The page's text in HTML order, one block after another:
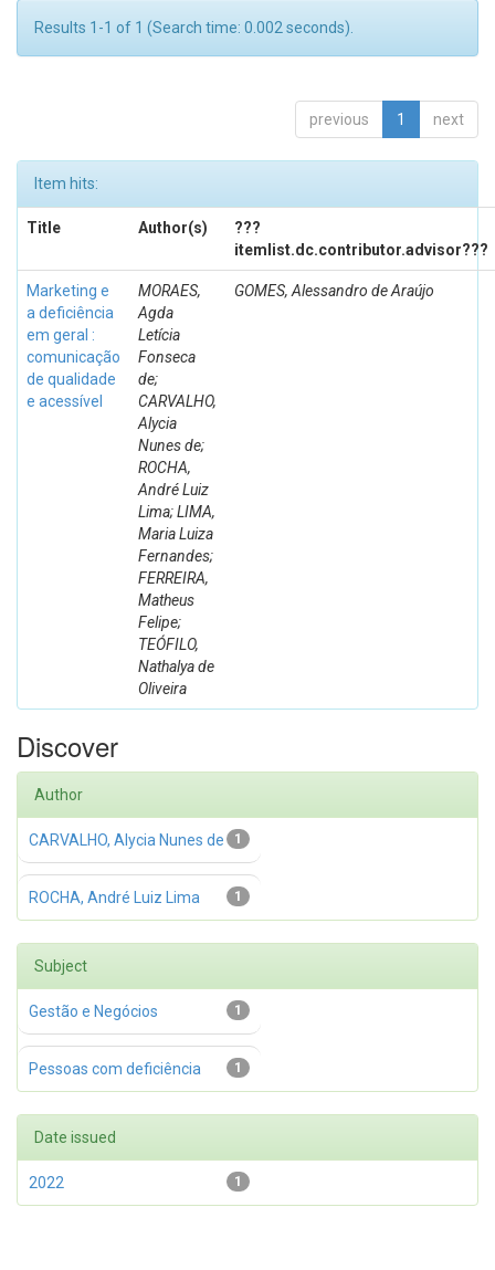
Results 1-1 of 1 (Search time: 0.002 seconds).
previous 1 next
Item hits:
Title Author(s)
???
itemlist.dc.contributor.advisor???
Marketing e
a deficiência
em geral :
comunicação
de qualidade
e acessível
MORAES,
Agda
Letícia
Fonseca
de;
CARVALHO,
Alycia
Nunes de;
ROCHA,
André Luiz
Lima; LIMA,
Maria Luiza
Fernandes;
FERREIRA,
Matheus
Felipe;
TEÓFILO,
Nathalya de
Oliveira
GOMES, Alessandro de Araújo
Discover
Author
1
CARVALHO, Alycia Nunes de
1
ROCHA, André Luiz Lima
Subject
1
Gestão e Negócios
1
Pessoas com deficiência
Date issued
1
2022